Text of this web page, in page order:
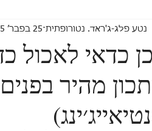
תזונה נטורופתיה
כדאי לאכול
מהיר
נטע פלג-ג'ראד. נטורופתית 25 בפבר׳ 2025